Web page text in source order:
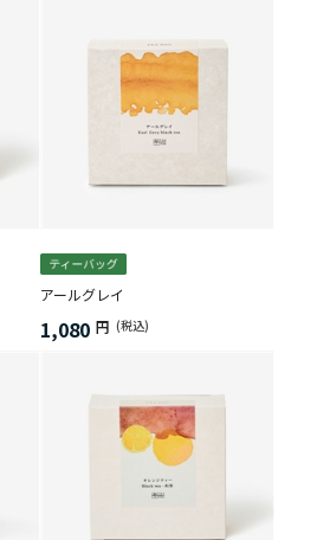
アールグレイ
1,080 円 (税込)